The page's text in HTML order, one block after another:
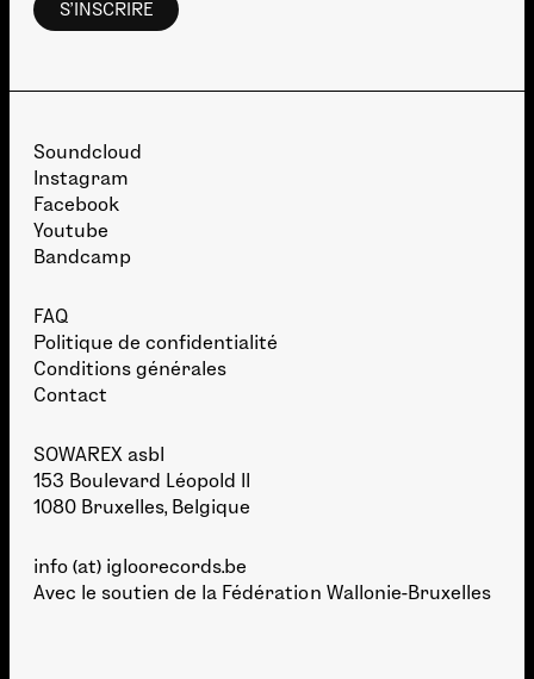
Soundcloud
Instagram
Facebook
Youtube
Bandcamp
FAQ
Politique de confidentialité
Conditions générales
Contact
SOWAREX asbl
153 Boulevard Léopold II
1080 Bruxelles, Belgique
info (at) igloorecords.be
Avec le soutien de la Fédération Wallonie-Bruxelles